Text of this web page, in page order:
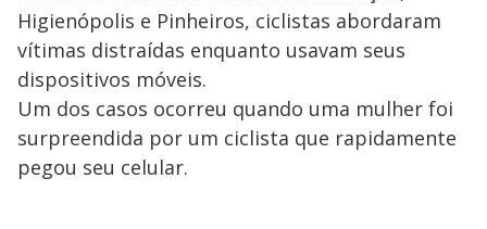
Higienópolis e Pinheiros, ciclistas abordaram
vítimas distraídas enquanto usavam seus
dispositivos móveis.
Um dos casos ocorreu quando uma mulher foi
surpreendida por um ciclista que rapidamente
pegou seu celular.